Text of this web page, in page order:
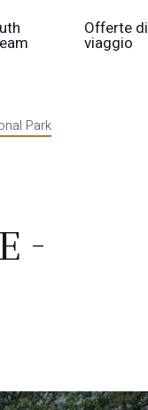
Offerte di
viaggio
Park
-